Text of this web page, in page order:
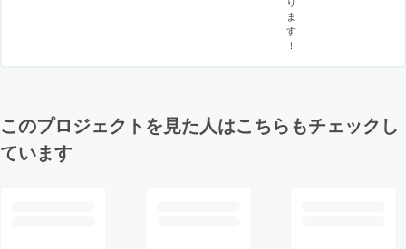
ま
す
！
このプロジェクトを見た人はこちらもチェックし
ています